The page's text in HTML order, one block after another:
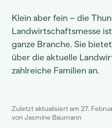
Klein aber fein – die
Landwirtschaftsmesse
ganze Branche. Sie
über die aktuelle
zahlreiche Familien an.
Zuletzt aktualisiert am 27.
von Jasmine Baumann